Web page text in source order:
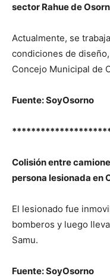
sector Rahue de
Actualmente, se
condiciones de
Concejo Municipal de
Fuente: SoyOsorno
Colisión entre
persona lesionada en
El lesionado fue
bomberos y luego
Samu.
Fuente: SoyOsorno